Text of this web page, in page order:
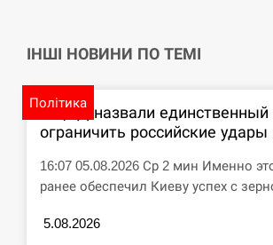
11:40
У зоопарку Токіо через спеку
левиці
СЕРПЕНЬ
Россияне ударили “Бардеролями”
есть пострадавшие
ІНШІ НОВИНИ ПО ТЕМІ
Політика
В ЦПД назвали единственный
ограничить российские удары
16:07 05.08.2026 Ср 2 мин Именно
ранее обеспечил Киеву успех с
5.08.2026